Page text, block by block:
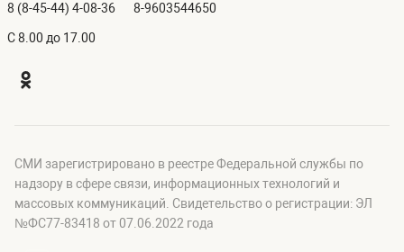
8 (8-45-44) 4-08-36 8-9603544650
C 8.00 до 17.00
СМИ зарегистрировано в реестре Федеральной службы по
надзору в сфере связи, информационных технологий и
массовых коммуникаций. Свидетельство о регистрации: ЭЛ
№ФС77-83418 от 07.06.2022 года